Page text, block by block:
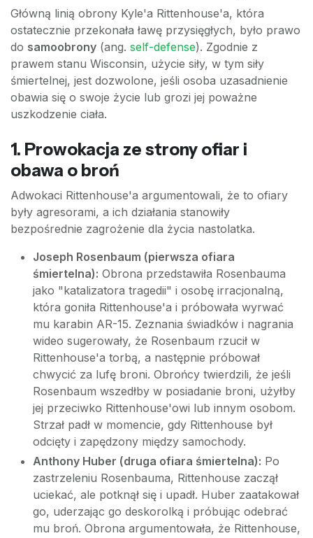
Główną linią obrony Kyle'a Rittenhouse'a, która
ostatecznie przekonała ławę przysięgłych, było prawo
do samoobrony (ang. self-defense). Zgodnie z
prawem stanu Wisconsin, użycie siły, w tym siły
śmiertelnej, jest dozwolone, jeśli osoba uzasadnienie
obawia się o swoje życie lub grozi jej poważne
uszkodzenie ciała.
1. Prowokacja ze strony ofiar i
obawa o broń
Adwokaci Rittenhouse'a argumentowali, że to ofiary
były agresorami, a ich działania stanowiły
bezpośrednie zagrożenie dla życia nastolatka.
Joseph Rosenbaum (pierwsza ofiara
śmiertelna): Obrona przedstawiła Rosenbauma
jako "katalizatora tragedii" i osobę irracjonalną,
która goniła Rittenhouse'a i próbowała wyrwać
mu karabin AR-15. Zeznania świadków i nagrania
wideo sugerowały, że Rosenbaum rzucił w
Rittenhouse'a torbą, a następnie próbował
chwycić za lufę broni. Obrońcy twierdzili, że jeśli
Rosenbaum wszedłby w posiadanie broni, użyłby
jej przeciwko Rittenhouse'owi lub innym osobom.
Strzał padł w momencie, gdy Rittenhouse był
odcięty i zapędzony między samochody.
Anthony Huber (druga ofiara śmiertelna): Po
zastrzeleniu Rosenbauma, Rittenhouse zaczął
uciekać, ale potknął się i upadł. Huber zaatakował
go, uderzając go deskorolką i próbując odebrać
mu broń. Obrona argumentowała, że Rittenhouse,